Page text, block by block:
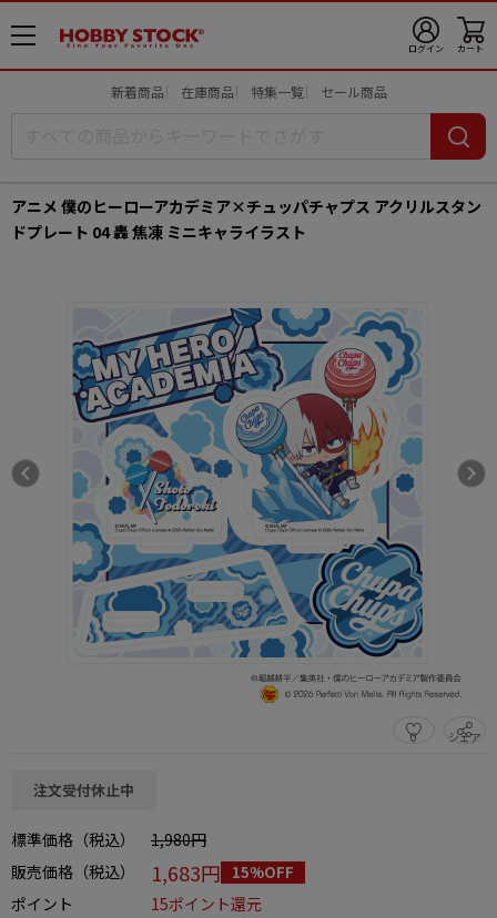
メ
ニ
ログイン カート
新着商品 在庫商品 特集一覧 セール商品
アニメ 僕のヒーローアカデミア×チュッパチャプス アクリルスタン
ドプレート 04 轟 焦凍 ミニキャライラスト
0 シェア
この商品をシェアする
注文受付休止中
標準価格（税込）
1,980円
販売価格（税込）
1,683円 15%OFF
ポイント
15ポイント還元